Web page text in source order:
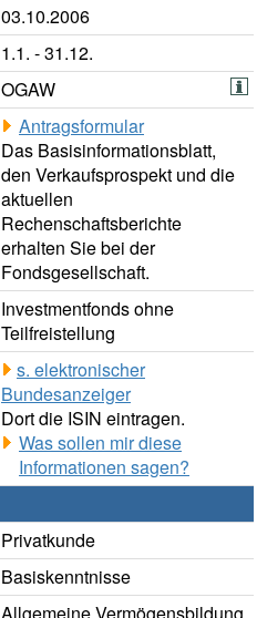
03.10.2006
1.1. - 31.12.
OGAW
Antragsformular
Das Basisinformationsblatt,
den Verkaufsprospekt und die
aktuellen
Rechenschaftsberichte
erhalten Sie bei der
Fondsgesellschaft.
Investmentfonds ohne
Teilfreistellung
s. elektronischer
Bundesanzeiger
Dort die ISIN eintragen.
Was sollen mir diese
Informationen sagen?
Privatkunde
Basiskenntnisse